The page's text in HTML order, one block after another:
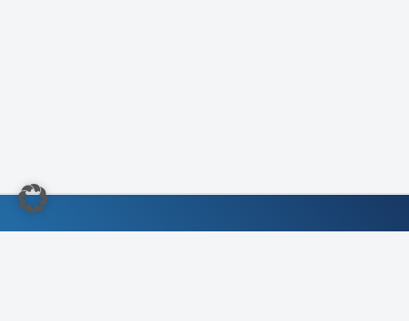
©2022 Kundendienst-Verband Deutschland e.V.